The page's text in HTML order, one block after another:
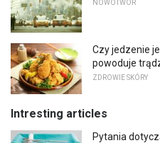
NOWOTWÓR
Czy jedzenie
powoduje
ZDROWIE SKÓRY
Intresting articles
Pytania